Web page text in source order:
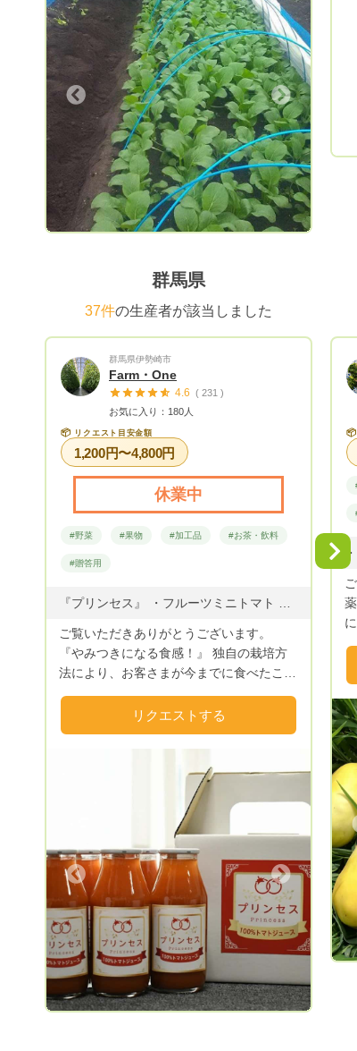
元々は、四つ葉のクローバーの育種・研究
家をしておりましたが、クローバーに付く
害虫の多さに困り果て、コンパニオンプラ
ンツとしてネギ等を周りに植えました。
おかげで害虫は減りましたが、野菜も元気
に増えまして（笑）せっかくだから･･･と
食べてみたところ、これが大変美味しい！
それならば、こんな野菜は？あんな野菜
は？と色々と育てているうちに自然と
「よし！野菜農家になろう！」 と決意し
ました。 【子どもが野菜を食べない理
由】 子供は野菜がキライなんかじゃな
さった方から、こんなメッセージを頂きま
した。 「うちの子は、 葉物はキラ
と言って バクバク食べてくれました。 私
も食べたところ、パリッとしていて苦くな
くて、ほんのり甘い･･･レタスって甘かっ
たんですね」と 子供は正直です。美味し
くなければ、食べてくれません。 食べて
くれないのは、美味しくないからです。
「おいしい！」と笑顔で食べてくれる野菜
であること。それこそ、野菜も喜んでくれ
１．安心・安全・美味しいものに、とこと
んこだわる。 ２．食べた物が、身体を作
３．食べて笑顔になれる野菜を送り出す。
野菜＆食べて美味しい野菜を育てていま
す。 化学農薬・化学肥料・除草剤を使わ
ない、無農薬栽培農法のガイア循環農法で
野菜達を育てています
Next
群馬県
37件の生産者が該当しました
群馬県伊勢崎市
Farm・One
4.6 ( 231 )
お気に入り：180人
📦 リクエスト目安金額
1,200円〜4,800円
休業中
#野菜 #果物 #加工品 #お茶・飲料
#贈答用
ご覧いただきありがとうございます。
『やみつきになる食感！』 独自の栽培方
法により、お客さまが今までに食べたこと
贈り物としても御満足を頂けます。 ま
た、プリンセス🍅を使用した特製トマトカ
レー🍛、プリンセスジュース🥤の販売も始
めました。ぜひ一度御賞味下さい。 ま
た、北海道から沖縄まで全国発送を承って
おります。大切なご家族やご友人へギフト
品としてお届けもできます。 お気軽にお
申し付けください。 内容につきまして
は、コメント欄をご確認ください。 な
お、送料は別途にて全国各地へお届け致し
ております。
リクエストする
Next
📦
す。 お気軽にコ